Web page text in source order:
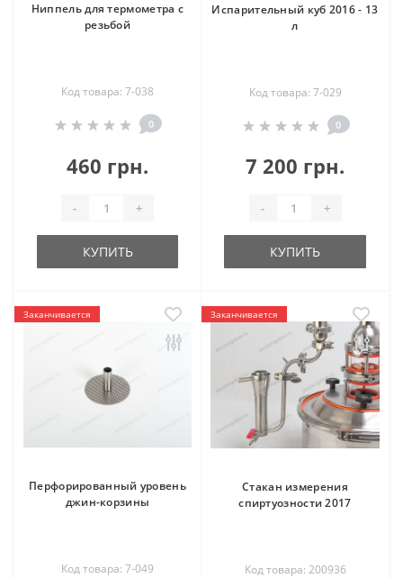
Ниппель для термометра с
резьбой
Код товара: 7-038
0
460 грн.
- +
КУПИТЬ
Испарительный куб 2016 - 13
л
Код товара: 7-029
0
7 200 грн.
- +
КУПИТЬ
Заканчивается
Перфорированный уровень
джин-корзины
Код товара: 7-049
Заканчивается
Стакан измерения
спиртуозности 2017
Код товара: 200936